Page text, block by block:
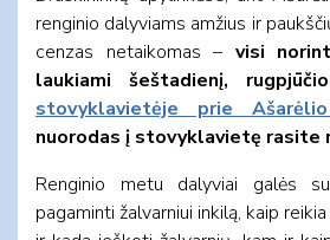
renginio dalyviams amžius ir
cenzas netaikomas – visi
laukiami šeštadienį,
stovyklavietėje prie
nuorodas į stovyklavietę rasite
Renginio metu dalyviai galės
pagaminti žalvarniui inkilą, kaip